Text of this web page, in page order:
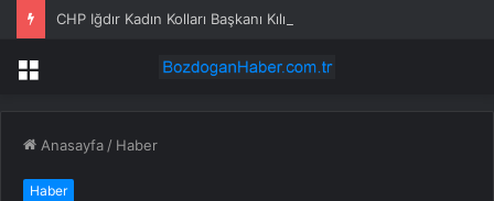
Menü
Anasayfa / Haber
Haber